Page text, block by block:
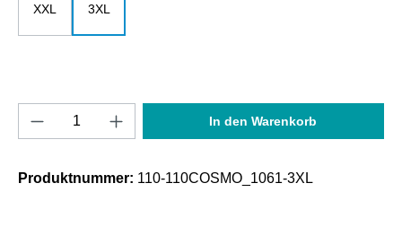
XXL 3XL
Produkt Anzahl: Gib den gewünschten
In den Warenkorb
Produktnummer: 110-110COSMO_1061-3XL